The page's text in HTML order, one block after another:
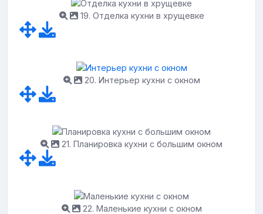
19. Отделка кухни в хрущевке
20. Интерьер кухни с окном
21. Планировка кухни с большим окном
22. Маленькие кухни с окном